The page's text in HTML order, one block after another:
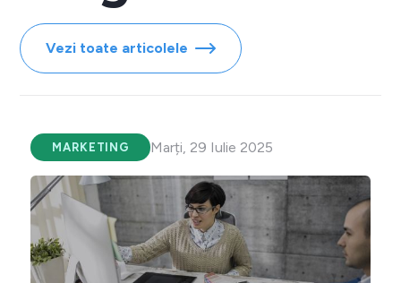
Vezi toate articolele
MARKETING Marți, 29 Iulie 2025